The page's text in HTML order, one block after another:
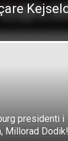
presidenti i
Millorad Dodik!